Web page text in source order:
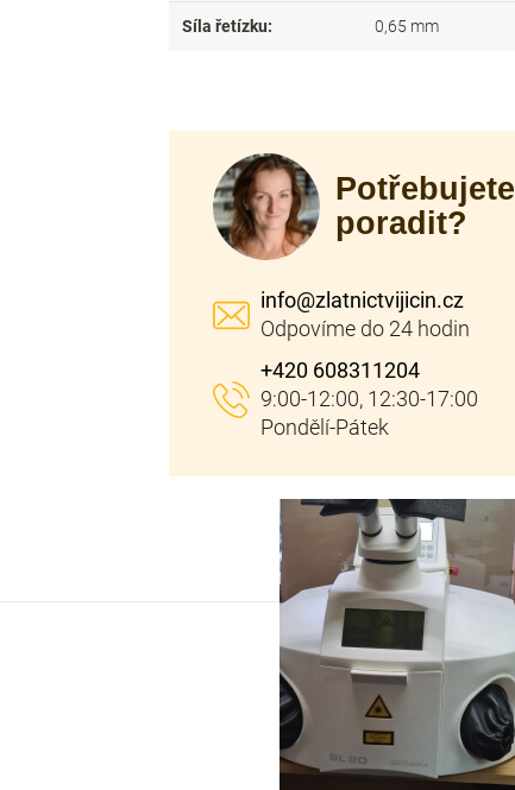
Síla řetízku: 0,65 mm
Potřebujete
poradit?
info@zlatnictvijicin.cz
+420 608311204